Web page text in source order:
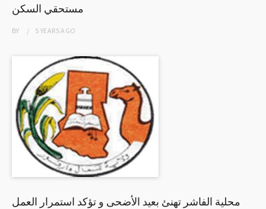
مستحقي السكن
BY 5 YEARSAGO
محلية الفاشر تهنئ بعيد الأضحى و تؤكد استمرار العمل